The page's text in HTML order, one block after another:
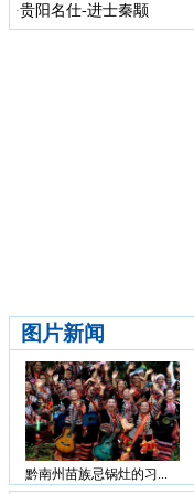
·贵阳名仕-进士秦颙
图片新闻
黔南州苗族忌锅灶的习...